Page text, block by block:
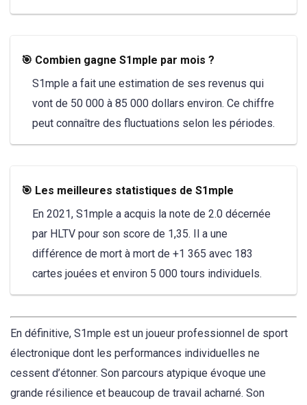
🎯 Combien gagne S1mple par mois ?
S1mple a fait une estimation de ses revenus qui
vont de 50 000 à 85 000 dollars environ. Ce chiffre
peut connaître des fluctuations selon les périodes.
🎯 Les meilleures statistiques de S1mple
En 2021, S1mple a acquis la note de 2.0 décernée
par HLTV pour son score de 1,35. Il a une
différence de mort à mort de +1 365 avec 183
cartes jouées et environ 5 000 tours individuels.
En définitive, S1mple est un joueur professionnel de sport
électronique dont les performances individuelles ne
cessent d’étonner. Son parcours atypique évoque une
grande résilience et beaucoup de travail acharné. Son